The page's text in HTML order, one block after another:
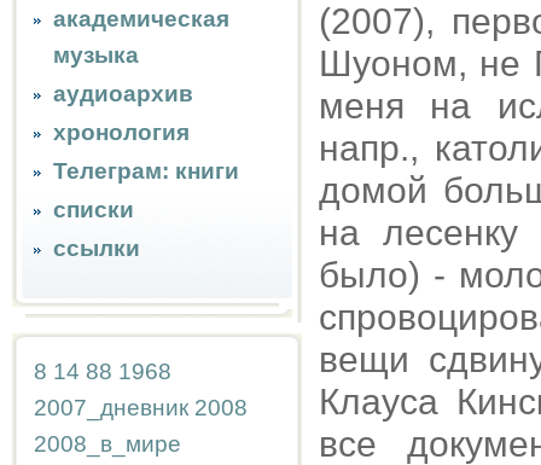
академическая
музыка
аудиоархив
хронология
Телеграм: книги
списки
ссылки
8 14 88 1968
2007_дневник 2008
2008_в_мире
(2007),
Шуоном, не
меня на
напр.,
домой
на
было) -
вещи
Клауса
все